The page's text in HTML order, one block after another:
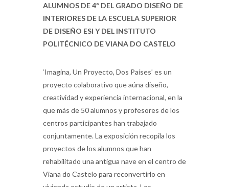
ALUMNOS DE 4º DEL GRADO DISEÑO DE
INTERIORES DE LA ESCUELA SUPERIOR
DE DISEÑO ESI Y DEL INSTITUTO
POLITÉCNICO DE VIANA DO CASTELO
‘Imagina, Un Proyecto, Dos Países’ es un
proyecto colaborativo que aúna diseño,
creatividad y experiencia internacional, en la
que más de 50 alumnos y profesores de los
centros participantes han trabajado
conjuntamente. La exposición recopila los
proyectos de los alumnos que han
rehabilitado una antigua nave en el centro de
Viana do Castelo para reconvertirlo en